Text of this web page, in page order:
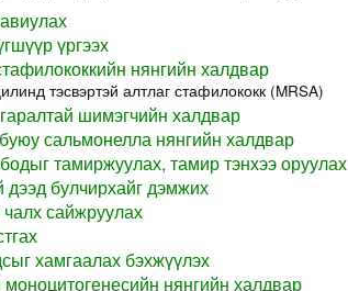
үргээх
нянгийн халдвар
тэсвэртэй алтлаг стафилококк (MRSA)
шимэгчийн халдвар
сальмонелла нянгийн халдвар
тамиржуулах, тамир тэнхээ оруулах
дээд булчирхайг дэмжих
сайжруулах
хамгаалах бэхжүүлэх
нянгийн халдвар